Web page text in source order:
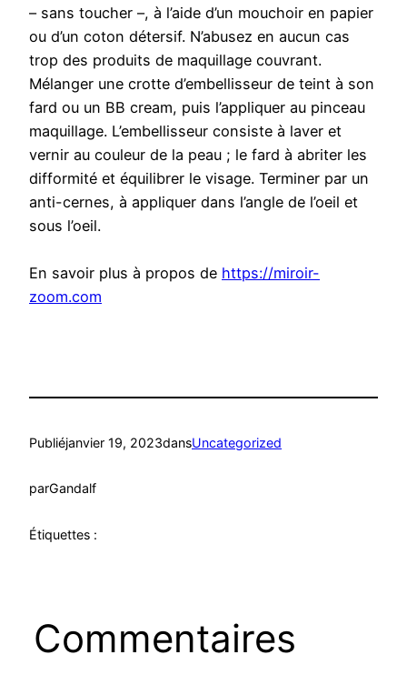
– sans toucher –, à l’aide d’un mouchoir en papier
ou d’un coton détersif. N’abusez en aucun cas
trop des produits de maquillage couvrant.
Mélanger une crotte d’embellisseur de teint à son
fard ou un BB cream, puis l’appliquer au pinceau
maquillage. L’embellisseur consiste à laver et
vernir au couleur de la peau ; le fard à abriter les
difformité et équilibrer le visage. Terminer par un
anti-cernes, à appliquer dans l’angle de l’oeil et
sous l’oeil.
En savoir plus à propos de https://miroir-
zoom.com
Publiéjanvier 19, 2023dansUncategorized
parGandalf
Étiquettes :
Commentaires